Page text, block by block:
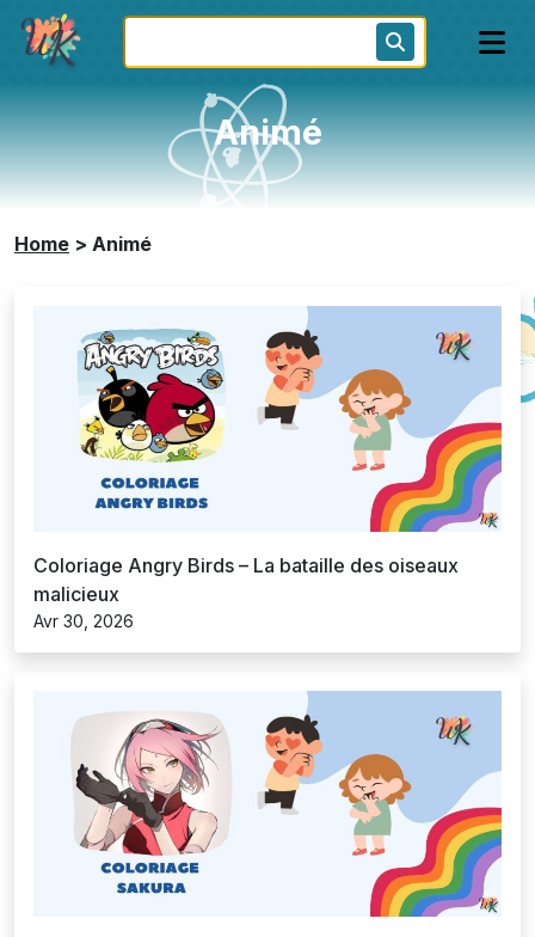
Animé
Home > Animé
Coloriage Angry Birds – La bataille des oiseaux
malicieux
Avr 30, 2026